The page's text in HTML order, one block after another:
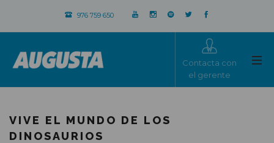
976 759 650
Contacta con
el gerente
VIVE EL MUNDO DE LOS
DINOSAURIOS